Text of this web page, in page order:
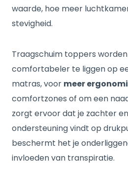
waarde, hoe meer
stevigheid.
Traagschuim toppers
comfortabeler te liggen op
matras, voor meer
comfortzones of om een
zorgt ervoor dat je zachter
ondersteuning vindt op
beschermt het je
invloeden van transpiratie.